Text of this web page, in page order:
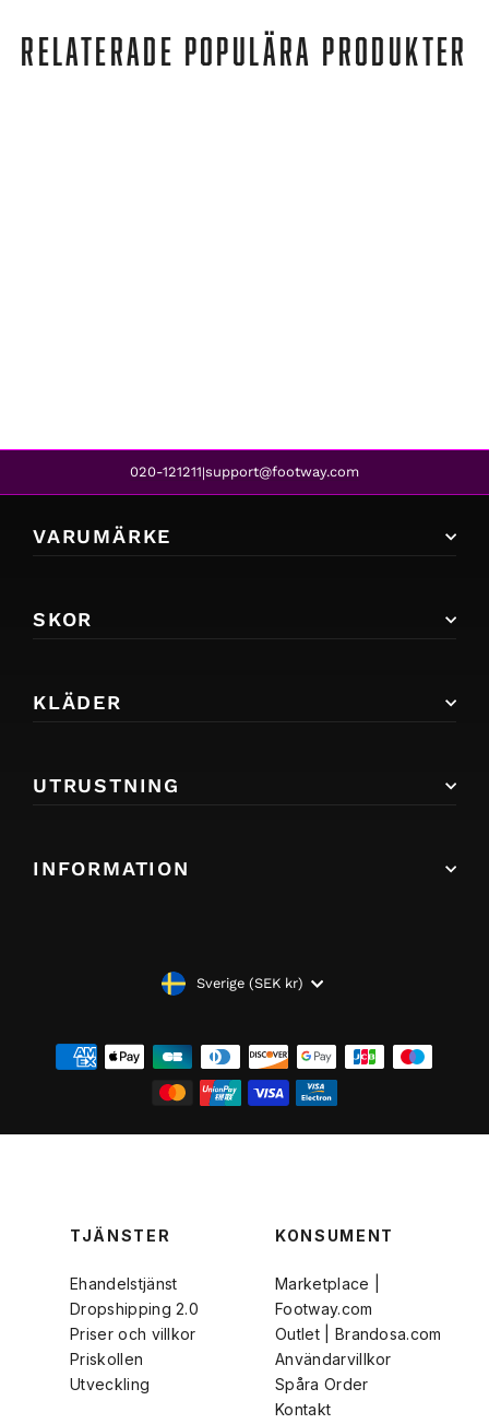
RELATERADE POPULÄRA PRODUKTER
020-121211|support@footway.com
VARUMÄRKE
SKOR
KLÄDER
UTRUSTNING
INFORMATION
VALUTASverige (SEK kr)
TJÄNSTER
Ehandelstjänst
Dropshipping 2.0
Priser och villkor
Priskollen
Utveckling
KONSUMENT
Marketplace |
Footway.com
Outlet | Brandosa.com
Användarvillkor
Spåra Order
Kontakt